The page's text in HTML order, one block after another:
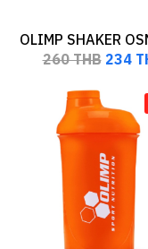
OLIMP SHAKER
260 THB 234